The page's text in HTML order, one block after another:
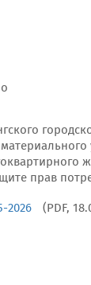
прав
2026 (PDF,